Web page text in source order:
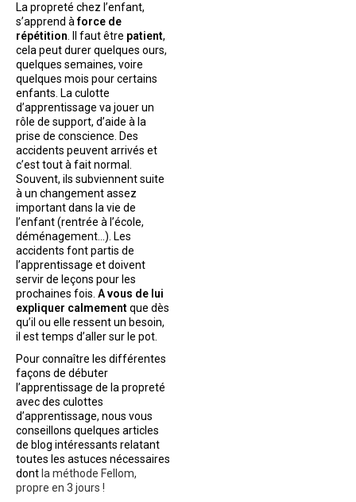
La propreté chez l’enfant,
s’apprend àforce de
répétition. Il faut être patient,
cela peut durer quelques ours,
quelques semaines, voire
quelques mois pour certains
enfants. La culotte
d’apprentissage va jouer un
rôle de support, d’aide à la
prise de conscience. Des
accidents peuvent arrivés et
c’est tout à fait normal.
Souvent, ils subviennent suite
à un changement assez
important dans la vie de
l’enfant (rentrée à l’école,
déménagement…). Les
accidents font partis de
l’apprentissage et doivent
servir de leçons pour les
prochaines fois. A vous de lui
expliquer calmementque dès
qu’il ou elle ressent un besoin,
il est temps d’aller sur le pot.
Pour connaître les différentes
façons de débuter
l’apprentissage de la propreté
avec des culottes
d’apprentissage, nous vous
conseillons quelques articles
de blog intéressants relatant
toutes les astuces nécessaires
dont la méthode Fellom,
propre en 3 jours !